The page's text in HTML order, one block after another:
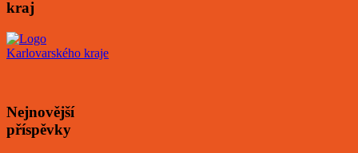
kraj
Nejnovější
příspěvky